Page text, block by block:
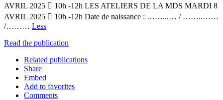
AVRIL 2025  10h -12h LES ATELIERS DE LA MDS MARDI 8
AVRIL 2025  10h -12h Date de naissance : ……...… / ……..……
/……… Less
Read the publication
Related publications
Share
Embed
Add to favorites
Comments